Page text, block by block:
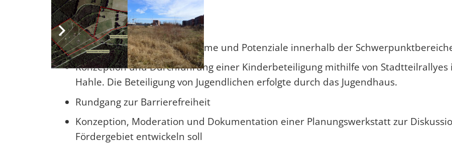
Unsere Leistungen:
Auftaktworkshop, um Probleme und Potenziale innerhalb der
Konzeption und Durchführung einer Kinderbeteiligung mithilfe von
Hahle. Die Beteiligung von Jugendlichen erfolgte durch das Jugendhaus.
Rundgang zur Barrierefreiheit
Konzeption, Moderation und Dokumentation einer Planungswerkstatt zur
Fördergebiet entwickeln soll